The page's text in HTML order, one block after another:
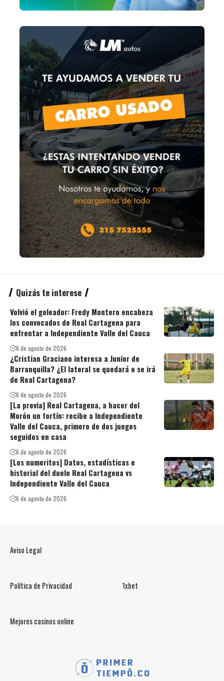
Quizás te interese
Volvió el goleador: Fredy Montero encabeza
los convocados de Real Cartagena para
enfrentar a Independiente Valle del Cauca
6 de agosto de 2026
¿Cristian Graciano interesa a Junior de
Barranquilla? ¿El lateral se quedará o se irá
de Real Cartagena?
6 de agosto de 2026
[La previa] Real Cartagena, a hacer del
Morón un fortín: recibe a Independiente
Valle del Cauca, primero de dos juegos
seguidos en casa
6 de agosto de 2026
[Los numeritos] Datos, estadísticas e
historial del duelo Real Cartagena vs
Independiente Valle del Cauca
6 de agosto de 2026
Aviso Legal
Política de Privacidad 1xbet
Mejores casinos online